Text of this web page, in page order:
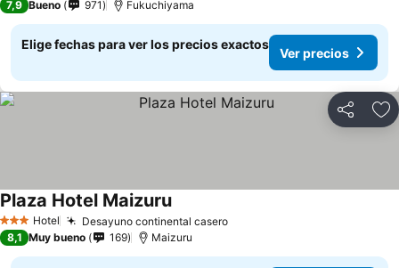
7,9 Bueno 971 Fukuchiyama
Elige fechas para ver los precios exactos
Ver precios
Compartir
3 Estrellas
Hotel Desayuno continental caseroVer precios
Plaza Hotel MaizuruVer precios
8,1 Muy bueno 169 Maizuru